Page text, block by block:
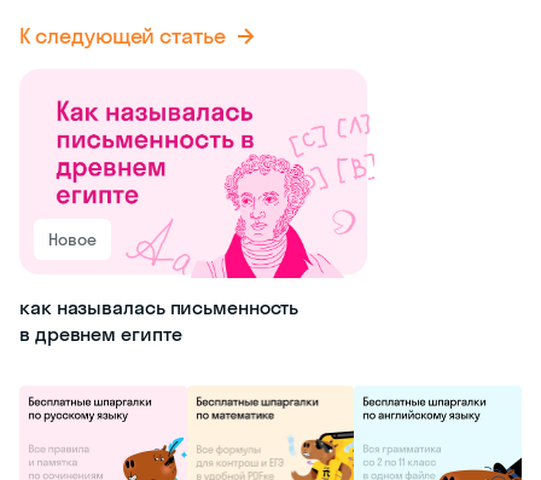
К следующей статье
Новое
как называлась письменность
в древнем египте